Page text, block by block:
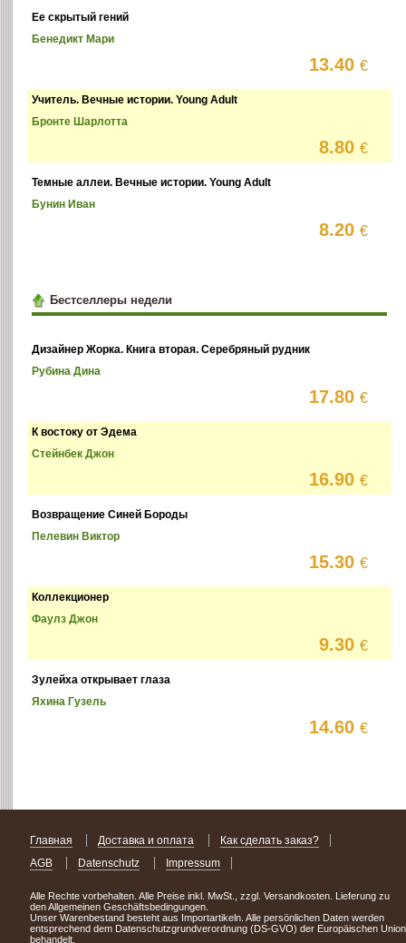
Ее скрытый гений
Бенедикт Мари
13.40€
Учитель. Вечные истории. Young Adult
Бронте Шарлотта
8.80€
Темные аллеи. Вечные истории. Young Adult
Бунин Иван
8.20€
Бестселлеры недели
Дизайнер Жорка. Книга вторая. Серебряный рудник
Рубина Дина
17.80€
К востоку от Эдема
Стейнбек Джон
16.90€
Возвращение Синей Бороды
Пелевин Виктор
15.30€
Коллекционер
Фаулз Джон
9.30€
Зулейха открывает глаза
Яхина Гузель
14.60€
Главная Доставка и оплата
Как сделать заказ?
AGB
Datenschutz Impressum
Alle Rechte vorbehalten. Alle Preise inkl. MwSt., zzgl. Versandkosten. Lieferung zu
den Allgemeinen Geschäftsbedingungen.
Unser Warenbestand besteht aus Importartikeln. Alle persönlichen Daten werden
entsprechend dem Datenschutzgrundverordnung (DS-GVO) der Europäischen Union
behandelt.